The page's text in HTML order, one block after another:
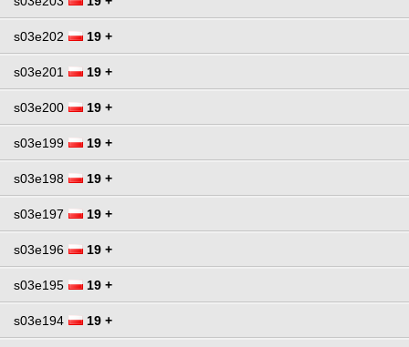
s03e202 19 +
s03e201 19 +
s03e200 19 +
s03e199 19 +
s03e198 19 +
s03e197 19 +
s03e196 19 +
s03e195 19 +
s03e194 19 +